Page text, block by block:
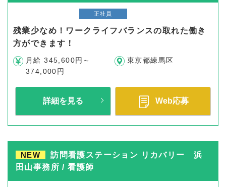
正社員
残業少なめ！ワークライフバランスの取れた働き
方ができます！
月給 345,600円～
374,000円
東京都練馬区
詳細を見る Web応募
NEW
訪問看護ステーション リカバリー 浜
田山事務所 / 看護師